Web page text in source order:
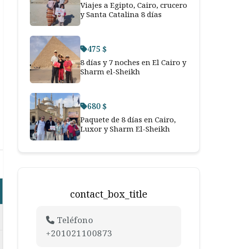
Viajes a Egipto, Cairo, crucero
y Santa Catalina 8 días
475 $
8 días y 7 noches en El Cairo y
Sharm el-Sheikh
680 $
Paquete de 8 días en Cairo,
Luxor y Sharm El-Sheikh
contact_box_title
Teléfono
+201021100873